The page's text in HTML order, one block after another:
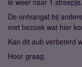
ie weer naar 1 streepje.
De ontvangst bij
met bezoek wat hier
Kan dit aub verbeterd
Hoor graag.